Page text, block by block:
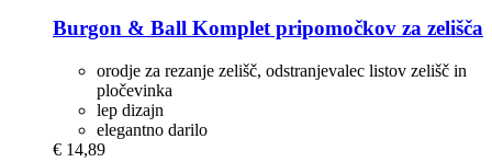
Burgon & Ball Komplet pripomočkov za zelišča
orodje za rezanje zelišč, odstranjevalec listov zelišč in
pločevinka
lep dizajn
elegantno darilo
€ 14,89